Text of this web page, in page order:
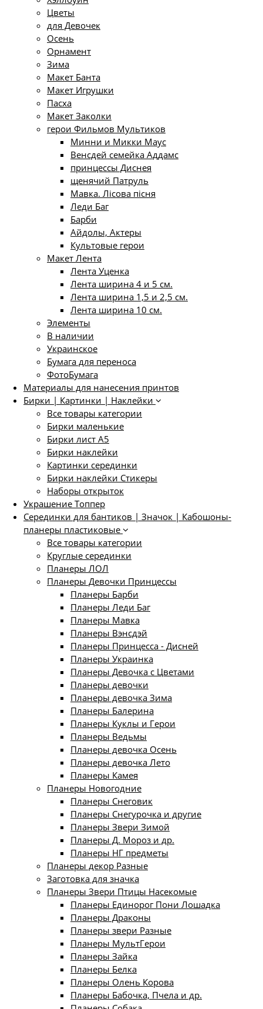
Цветы
для Девочек
Осень
Орнамент
Зима
Макет Банта
Макет Игрушки
Пасха
Макет Заколки
герои Фильмов Мультиков
Минни и Микки Маус
Венсдей семейка Аддамс
принцессы Диснея
щенячий Патруль
Мавка. Лісова пісня
Леди Баг
Барби
Айдолы, Актеры
Культовые герои
Макет Лента
Лента Уценка
Лента ширина 4 и 5 см.
Лента ширина 1,5 и 2,5 см.
Лента ширина 10 см.
Элементы
В наличии
Украинское
Бумага для переноса
ФотоБумага
Материалы для нанесения принтов
Бирки | Картинки | Наклейки
Все товары категории
Бирки маленькие
Бирки лист А5
Бирки наклейки
Картинки серединки
Бирки наклейки Стикеры
Наборы открыток
Украшение Топпер
Серединки для бантиков | Значок | Кабошоны-
планеры пластиковые
Все товары категории
Круглые серединки
Планеры ЛОЛ
Планеры Девочки Принцессы
Планеры Барби
Планеры Леди Баг
Планеры Мавка
Планеры Вэнсдэй
Планеры Принцесса - Дисней
Планеры Украинка
Планеры Девочка с Цветами
Планеры девочки
Планеры девочка Зима
Планеры Балерина
Планеры Куклы и Герои
Планеры Ведьмы
Планеры девочка Осень
Планеры девочка Лето
Планеры Камея
Планеры Новогодние
Планеры Снеговик
Планеры Снегурочка и другие
Планеры Звери Зимой
Планеры Д. Мороз и др.
Планеры НГ предметы
Планеры декор Разные
Заготовка для значка
Планеры Звери Птицы Насекомые
Планеры Единорог Пони Лошадка
Планеры Драконы
Планеры звери Разные
Планеры МультГерои
Планеры Зайка
Планеры Белка
Планеры Олень Корова
Планеры Бабочка, Пчела и др.